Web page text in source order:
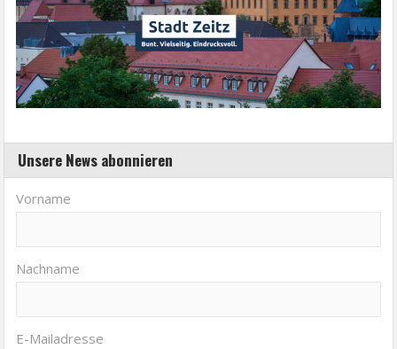
Unsere News abonnieren
Vorname
Nachname
E-Mailadresse